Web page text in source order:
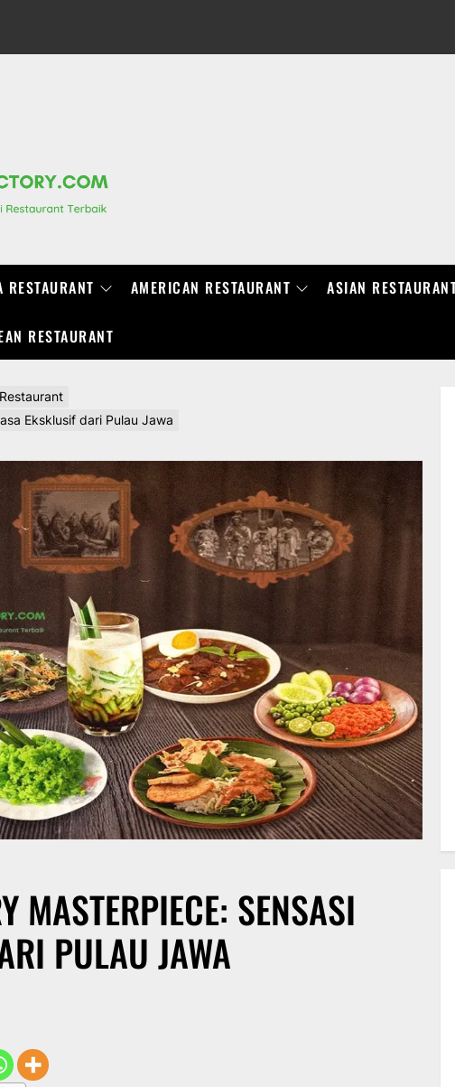
RESTAURANT AMERICAN RESTAURANT ASIAN
RESTAURANT
Eksklusif dari Pulau Jawa
MASTERPIECE: SENSASI
PULAU JAWA